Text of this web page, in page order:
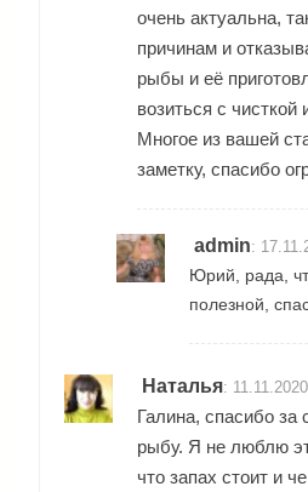
очень актуальна,
причинам и
рыбы и её
возиться с чисткой
Многое из вашей
заметку, спасибо
admin:
Юрий, рада,
полезной,
Наталья:
Галина, спасибо за
рыбу. Я не люблю
что запах стоит и